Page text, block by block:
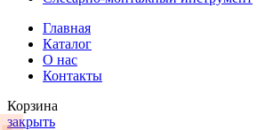
Главная
Каталог
О нас
Контакты
Корзина
закрыть